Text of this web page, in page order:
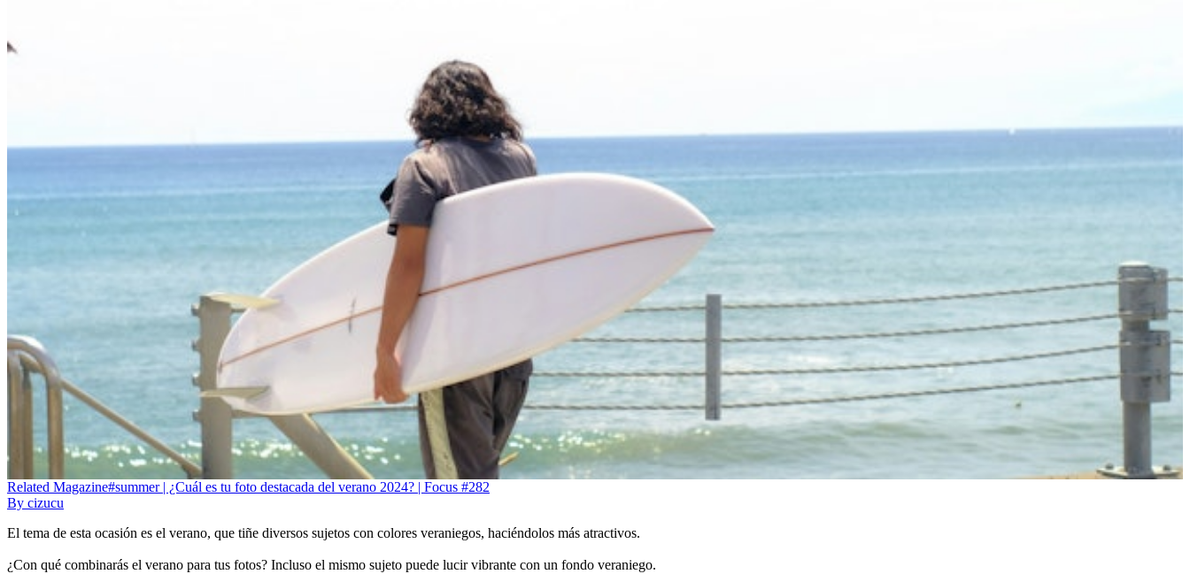
Related Magazine#summer | ¿Cuál es tu foto destacada del verano 2024? | Focus #282
By cizucu
El tema de esta ocasión es el verano, que tiñe diversos sujetos con colores veraniegos, haciéndolos más atractivos.
¿Con qué combinarás el verano para tus fotos? Incluso el mismo sujeto puede lucir vibrante con un fondo veraniego.